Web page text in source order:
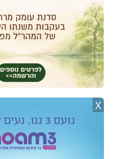
X